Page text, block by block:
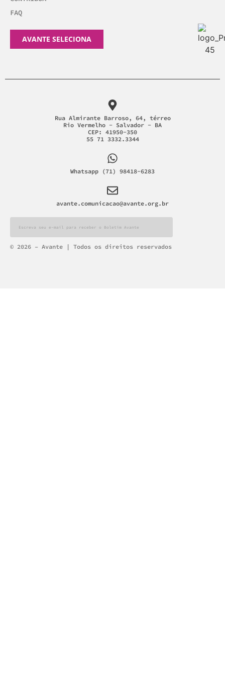
FAQ
AVANTE SELECIONA
Rua Almirante Barroso, 64, térreo
Rio Vermelho - Salvador - BA
CEP: 41950-350
55 71 3332.3344
Whatsapp (71) 98418-6283
avante.comunicacao@avante.org.br
Alternative:
© 2026 – Avante | Todos os direitos reservados